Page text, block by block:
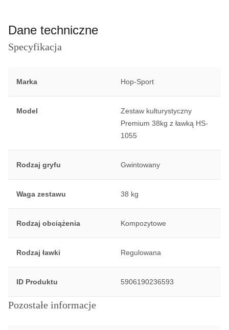
Dane techniczne
Specyfikacja
Marka Hop-Sport
Model
Zestaw kulturystyczny
Premium 38kg z ławką HS-
1055
Rodzaj gryfu Gwintowany
Waga zestawu 38 kg
Rodzaj obciążenia Kompozytowe
Rodzaj ławki Regulowana
ID Produktu 5906190236593
Pozostałe informacje